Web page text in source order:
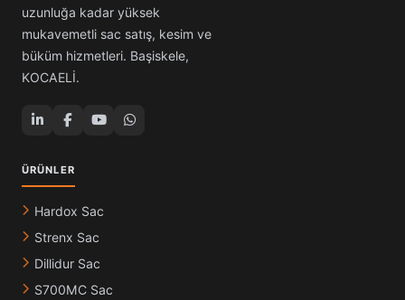
uzunluğa kadar yüksek
mukavemetli sac satış, kesim ve
büküm hizmetleri. Başiskele,
KOCAELİ.
ÜRÜNLER
Hardox Sac
Strenx Sac
Dillidur Sac
S700MC Sac